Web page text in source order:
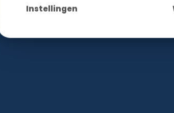
Instellingen